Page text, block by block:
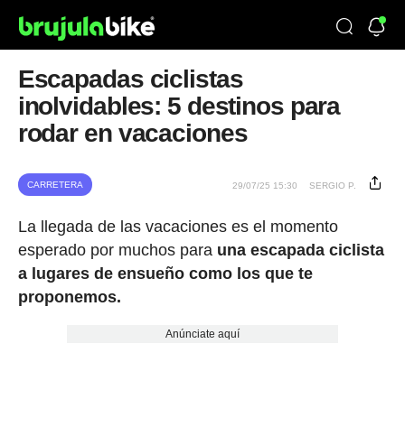
Escapadas ciclistas
inolvidables: 5 destinos para
rodar en vacaciones
CARRETERA 29/07/25 15:30 SERGIO P.
La llegada de las vacaciones es el momento
esperado por muchos parauna escapada ciclista
a lugares de ensueño como los que te
proponemos.
Anúnciate aquí